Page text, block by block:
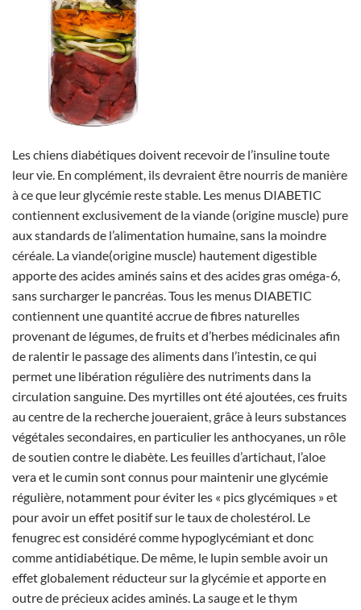
Les chiens diabétiques doivent recevoir de l’insuline toute
leur vie. En complément, ils devraient être nourris de manière
à ce que leur glycémie reste stable. Les menus DIABETIC
contiennent exclusivement de la viande (origine muscle) pure
aux standards de l’alimentation humaine, sans la moindre
céréale. La viande(origine muscle) hautement digestible
apporte des acides aminés sains et des acides gras oméga-6,
sans surcharger le pancréas. Tous les menus DIABETIC
contiennent une quantité accrue de fibres naturelles
provenant de légumes, de fruits et d’herbes médicinales afin
de ralentir le passage des aliments dans l’intestin, ce qui
permet une libération régulière des nutriments dans la
circulation sanguine. Des myrtilles ont été ajoutées, ces fruits
au centre de la recherche joueraient, grâce à leurs substances
végétales secondaires, en particulier les anthocyanes, un rôle
de soutien contre le diabète. Les feuilles d’artichaut, l’aloe
vera et le cumin sont connus pour maintenir une glycémie
régulière, notamment pour éviter les « pics glycémiques » et
pour avoir un effet positif sur le taux de cholestérol. Le
fenugrec est considéré comme hypoglycémiant et donc
comme antidiabétique. De même, le lupin semble avoir un
effet globalement réducteur sur la glycémie et apporte en
outre de précieux acides aminés. La sauge et le thym